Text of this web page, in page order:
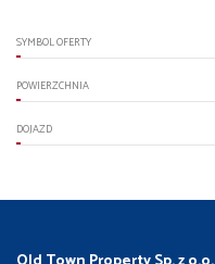
SYMBOL OFERTY
POWIERZCHNIA
DOJAZD